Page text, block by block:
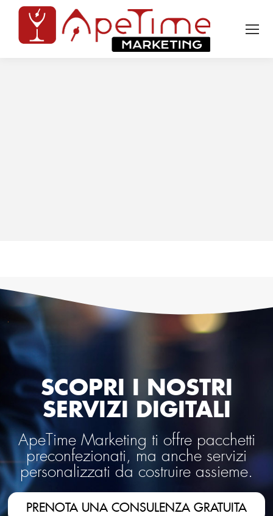
SCOPRI I NOSTRI
SERVIZI DIGITALI
ApeTime Marketing ti offre pacchetti
preconfezionati, ma anche servizi
personalizzati da costruire assieme.
PRENOTA UNA CONSULENZA GRATUITA